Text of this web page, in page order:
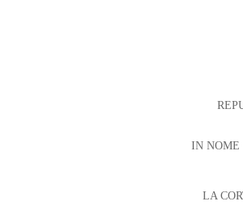
IN NOME
LA